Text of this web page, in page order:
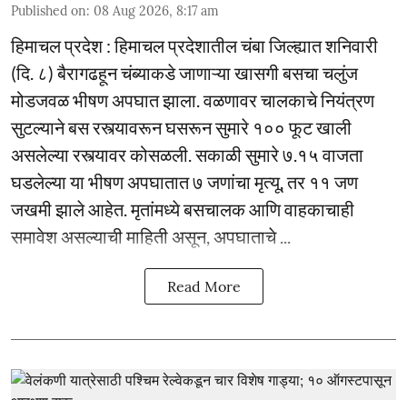
Published on: 08 Aug 2026, 8:17 am
हिमाचल प्रदेश : हिमाचल प्रदेशातील चंबा जिल्ह्यात शनिवारी
(दि. ८) बैरागढहून चंब्याकडे जाणाऱ्या खासगी बसचा चलुंज
मोडजवळ भीषण अपघात झाला. वळणावर चालकाचे नियंत्रण
सुटल्याने बस रस्त्यावरून घसरून सुमारे १०० फूट खाली
असलेल्या रस्त्यावर कोसळली. सकाळी सुमारे ७.१५ वाजता
घडलेल्या या भीषण अपघातात ७ जणांचा मृत्यू, तर ११ जण
जखमी झाले आहेत. मृतांमध्ये बसचालक आणि वाहकाचाही
समावेश असल्याची माहिती असून, अपघाताचे ...
Read More